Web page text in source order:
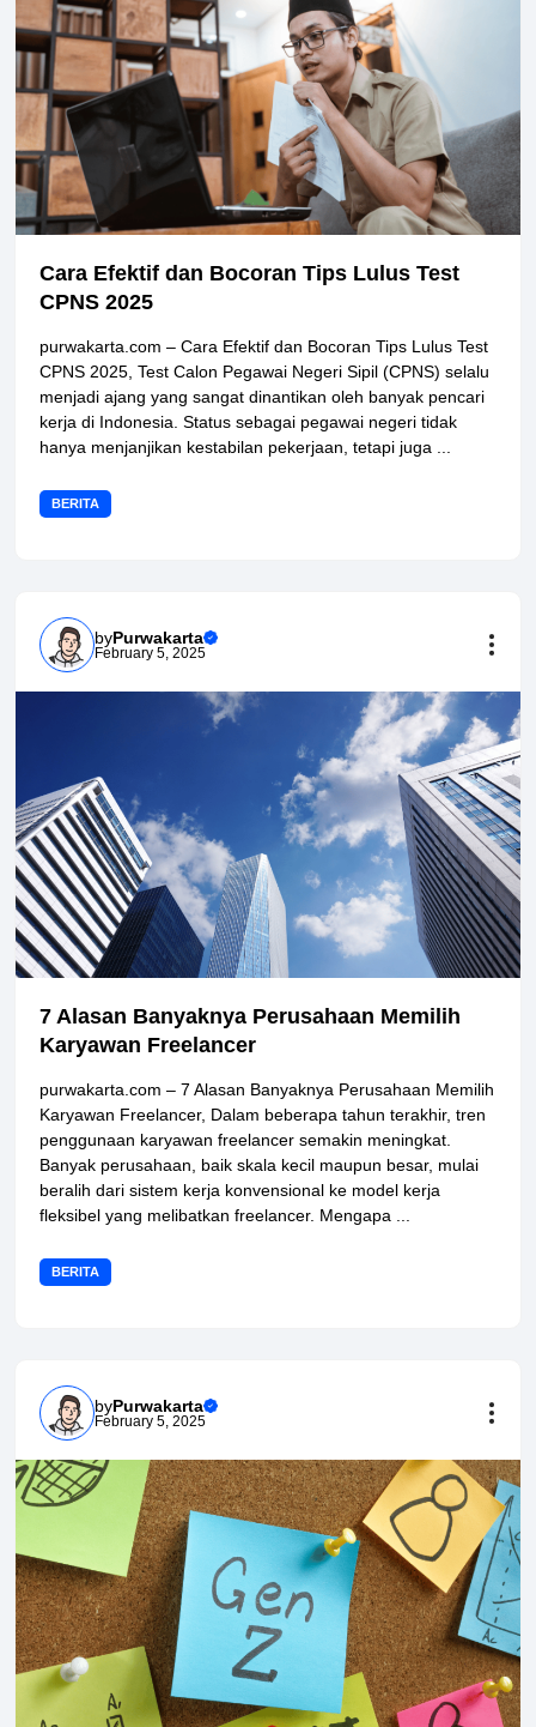
Cara Efektif dan Bocoran Tips Lulus Test
CPNS 2025
purwakarta.com – Cara Efektif dan Bocoran Tips Lulus Test
CPNS 2025, Test Calon Pegawai Negeri Sipil (CPNS) selalu
menjadi ajang yang sangat dinantikan oleh banyak pencari
kerja di Indonesia. Status sebagai pegawai negeri tidak
hanya menjanjikan kestabilan pekerjaan, tetapi juga ...
BERITA
byPurwakarta
February 5, 2025
7 Alasan Banyaknya Perusahaan Memilih
Karyawan Freelancer
purwakarta.com – 7 Alasan Banyaknya Perusahaan Memilih
Karyawan Freelancer, Dalam beberapa tahun terakhir, tren
penggunaan karyawan freelancer semakin meningkat.
Banyak perusahaan, baik skala kecil maupun besar, mulai
beralih dari sistem kerja konvensional ke model kerja
fleksibel yang melibatkan freelancer. Mengapa ...
BERITA
byPurwakarta
February 5, 2025